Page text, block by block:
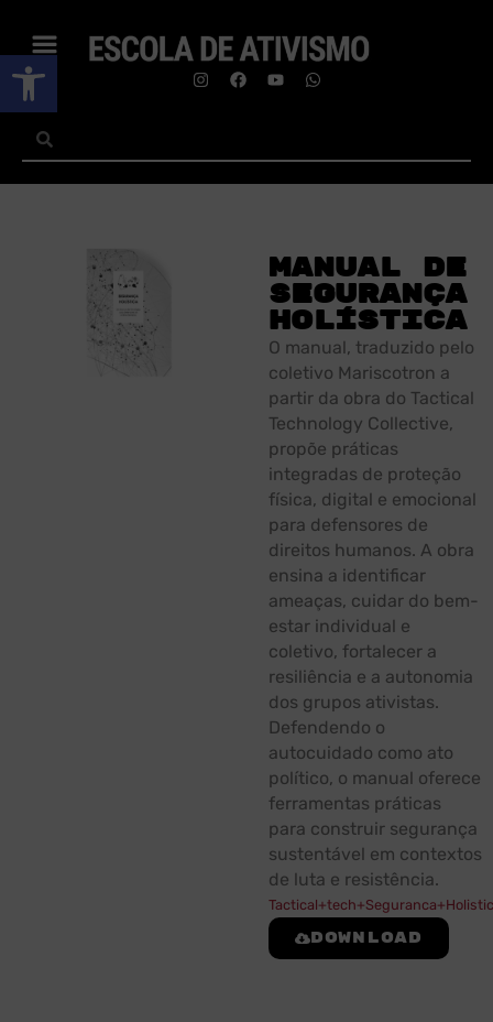
Abrir a barra de ferramentas
Manual de
Segurança
Holística
O manual, traduzido pelo
coletivo Mariscotron a
partir da obra do Tactical
Technology Collective,
propõe práticas
integradas de proteção
física, digital e emocional
para defensores de
direitos humanos. A obra
ensina a identificar
ameaças, cuidar do bem-
estar individual e
coletivo, fortalecer a
resiliência e a autonomia
dos grupos ativistas.
Defendendo o
autocuidado como ato
político, o manual oferece
ferramentas práticas
para construir segurança
sustentável em contextos
de luta e resistência.
Download